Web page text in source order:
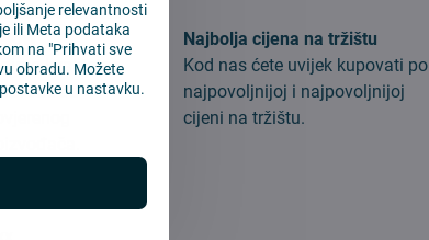
rezervni
kvalitetne
od
Najbolja cijena na tržištu
Kod nas ćete uvijek kupovati po
najpovoljnijoj i najpovoljnijoj
cijeni na tržištu.
relevantnosti
ili Meta podataka
na "Prihvati sve
obradu. Možete
u nastavku.